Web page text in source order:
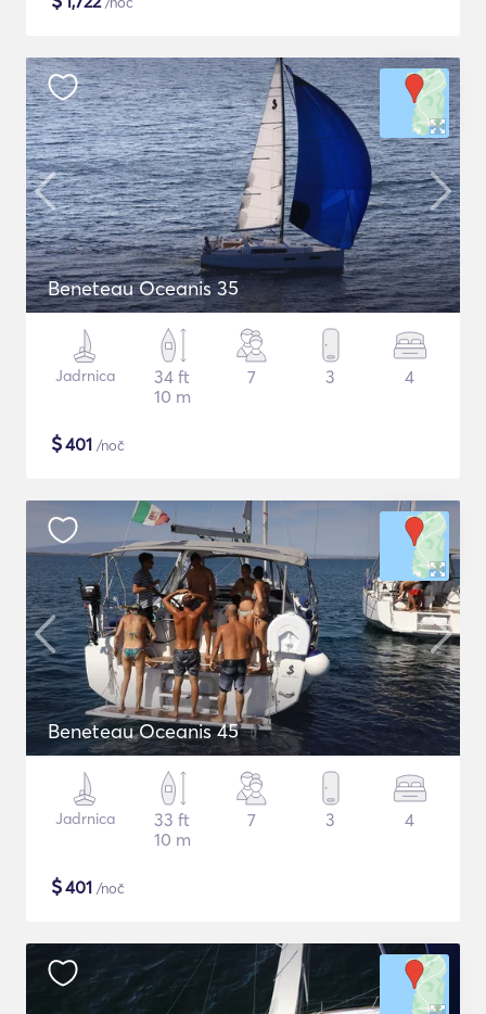
Beneteau Oceanis 35
Jadrnica
34 ft
10 m
7 3 4
$401 /noč
Beneteau Oceanis 45
Jadrnica
33 ft
10 m
7 3 4
$401 /noč